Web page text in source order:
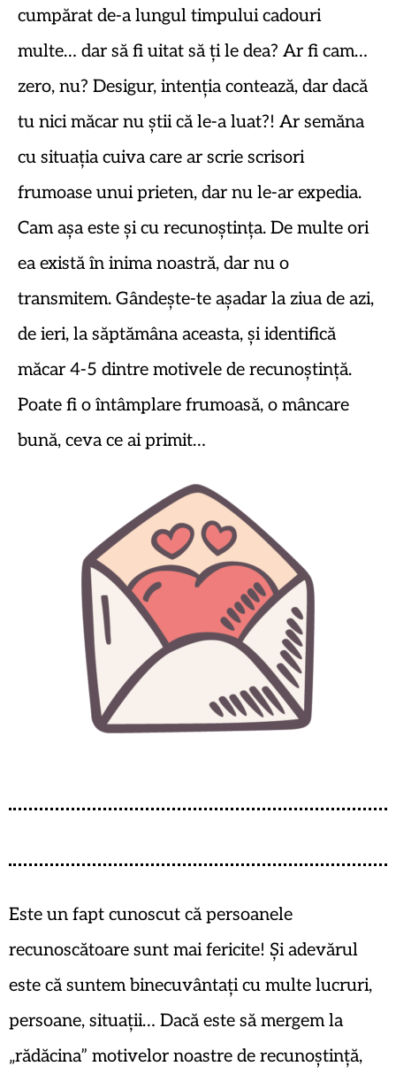
cumpărat de-a lungul timpului cadouri
multe… dar să fi uitat să ți le dea? Ar fi cam…
zero, nu? Desigur, intenția contează, dar dacă
tu nici măcar nu știi că le-a luat?! Ar semăna
cu situația cuiva care ar scrie scrisori
frumoase unui prieten, dar nu le-ar expedia.
Cam așa este și cu recunoștința. De multe ori
ea există în inima noastră, dar nu o
transmitem. Gândește-te așadar la ziua de azi,
de ieri, la săptămâna aceasta, și identifică
măcar 4-5 dintre motivele de recunoștință.
Poate fi o întâmplare frumoasă, o mâncare
bună, ceva ce ai primit…
Este un fapt cunoscut că persoanele
recunoscătoare sunt mai fericite! Și adevărul
este că suntem binecuvântați cu multe lucruri,
persoane, situații… Dacă este să mergem la
„rădăcina” motivelor noastre de recunoștință,